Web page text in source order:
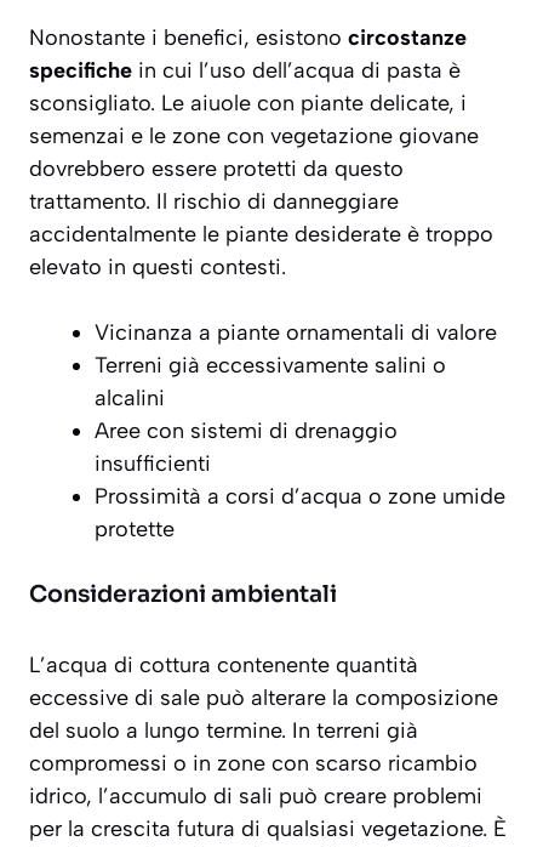
Nonostante i benefici, esistono circostanze
specifiche in cui l’uso dell’acqua di pasta è
sconsigliato. Le aiuole con piante delicate, i
semenzai e le zone con vegetazione giovane
dovrebbero essere protetti da questo
trattamento. Il rischio di danneggiare
accidentalmente le piante desiderate è troppo
elevato in questi contesti.
Vicinanza a piante ornamentali di valore
Terreni già eccessivamente salini o
alcalini
Aree con sistemi di drenaggio
insufficienti
Prossimità a corsi d’acqua o zone umide
protette
Considerazioni ambientali
L’acqua di cottura contenente quantità
eccessive di sale può alterare la composizione
del suolo a lungo termine. In terreni già
compromessi o in zone con scarso ricambio
idrico, l’accumulo di sali può creare problemi
per la crescita futura di qualsiasi vegetazione. È